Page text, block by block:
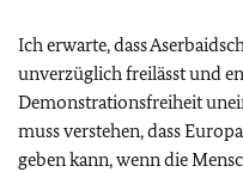
Ich erwarte, dass
unverzüglich freilässt und
Demonstrationsfreiheit
muss verstehen, dass
geben kann, wenn die